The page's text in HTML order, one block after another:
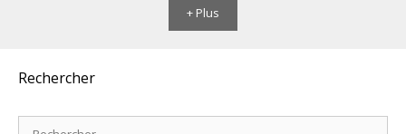
+ Plus
Rechercher